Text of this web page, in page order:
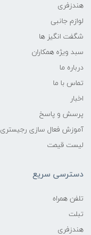
هندزفری
لوازم جانبی
شگفت انگیز ها
سبد ویژه همکاران
درباره ما
تماس با ما
اخبار
پرسش و پاسخ
آموزش فعال سازی رجیستری
لیست قیمت
دسترسی سریع
تلفن همراه
تبلت
هندزفری